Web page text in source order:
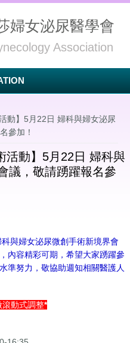
婦女泌尿醫學會
Association
動】5月22日 婦科與婦女泌尿
參加！
活動】5月22日 婦科與
議，敬請踴躍報名參
與婦女泌尿微創手術新境界會
內容精彩可期，希望大家踴躍參
準努力，敬協助週知相關醫護人
動式調整*